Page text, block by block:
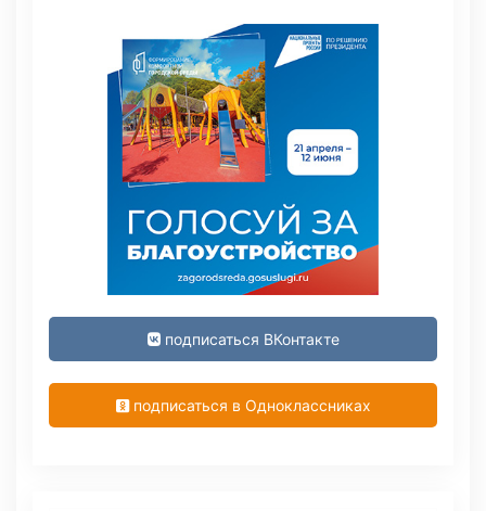
подписаться ВКонтакте
подписаться в Одноклассниках